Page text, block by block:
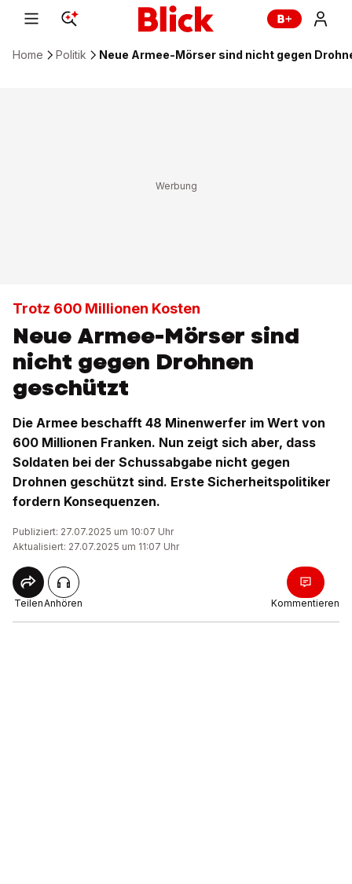
Home Politik Neue Armee-Mörser sind nicht gegen
Trotz 600 Millionen Kosten
Neue Armee-Mörser sind
nicht gegen Drohnen
geschützt
Die Armee beschafft 48 Minenwerfer im Wert von
600 Millionen Franken. Nun zeigt sich aber, dass
Soldaten bei der Schussabgabe nicht gegen
Drohnen geschützt sind. Erste Sicherheitspolitiker
fordern Konsequenzen.
Publiziert: 27.07.2025 um 10:07 Uhr
Aktualisiert: 27.07.2025 um 11:07 Uhr
TeilenAnhören Kommentieren